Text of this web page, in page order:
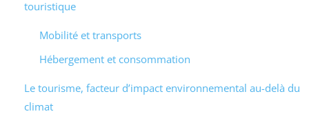
touristique
Mobilité et transports
Hébergement et consommation
Le tourisme, facteur d’impact environnemental au-delà du
climat